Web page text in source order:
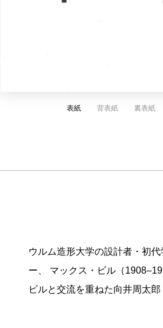
表紙 背表紙 裏表紙
ウルム造形大学の設計者・初
ー、 マックス・ビル（
ビルと交流を重ねた向井周太